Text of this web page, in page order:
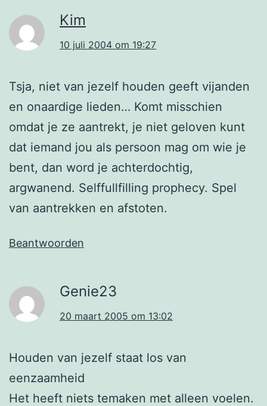
Kim
10 juli 2004 om 19:27
Tsja, niet van jezelf houden geeft vijanden
en onaardige lieden… Komt misschien
omdat je ze aantrekt, je niet geloven kunt
dat iemand jou als persoon mag om wie je
bent, dan word je achterdochtig,
argwanend. Selffullfilling prophecy. Spel
van aantrekken en afstoten.
Beantwoorden
Genie23
20 maart 2005 om 13:02
Houden van jezelf staat los van
eenzaamheid
Het heeft niets temaken met alleen voelen.